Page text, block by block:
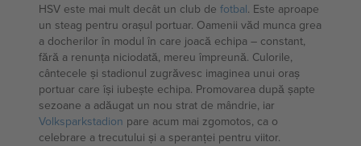
HSV este mai mult decât un club de fotbal. Este aproape
un steag pentru orașul portuar. Oamenii văd munca grea
a docherilor în modul în care joacă echipa – constant,
fără a renunța niciodată, mereu împreună. Culorile,
cântecele și stadionul zugrăvesc imaginea unui oraș
portuar care își iubește echipa. Promovarea după șapte
sezoane a adăugat un nou strat de mândrie, iar
Volksparkstadion pare acum mai zgomotos, ca o
celebrare a trecutului și a speranței pentru viitor.